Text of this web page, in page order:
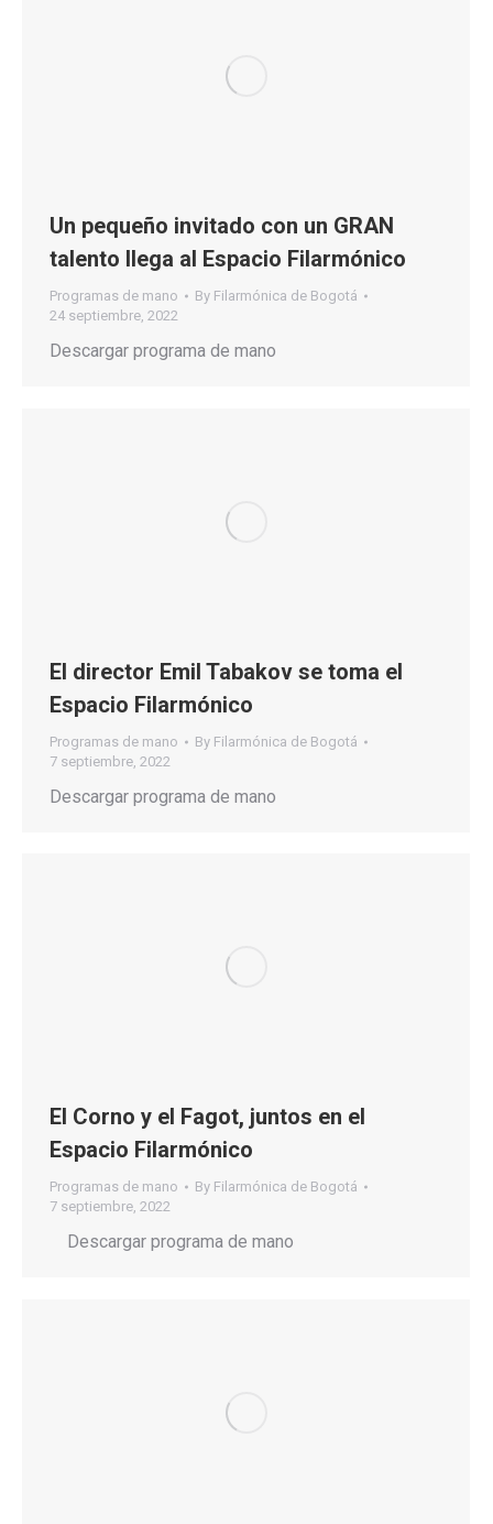
Un pequeño invitado con un GRAN
talento llega al Espacio Filarmónico
Programas de mano By Filarmónica de Bogotá
24 septiembre, 2022
Descargar programa de mano
El director Emil Tabakov se toma el
Espacio Filarmónico
Programas de mano By Filarmónica de Bogotá
7 septiembre, 2022
Descargar programa de mano
El Corno y el Fagot, juntos en el
Espacio Filarmónico
Programas de mano By Filarmónica de Bogotá
7 septiembre, 2022
Descargar programa de mano